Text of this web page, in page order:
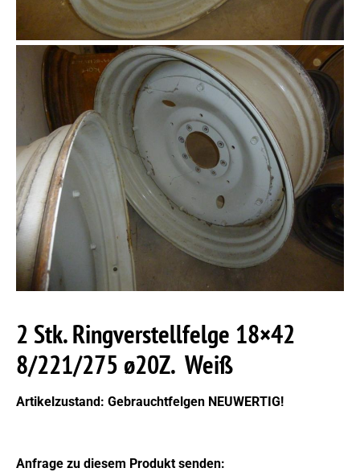
2 Stk. Ringverstellfelge 18×42
8/221/275 ø20Z. Weiß
Artikelzustand: Gebrauchtfelgen NEUWERTIG!
Anfrage zu diesem Produkt senden: